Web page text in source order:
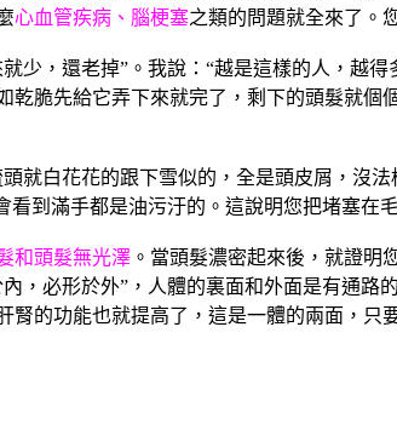
心血管疾病、腦梗塞之類的問題就全來了。
少，還老掉”。我說：“越是這樣的人，越
乾脆先給它弄下來就完了，剩下的頭髮就
就白花花的跟下雪似的，全是頭皮屑，沒
看到滿手都是油污汙的。這說明您把堵塞
和頭髮無光澤 。當頭髮濃密起來後，就證明
，必形於外”，人體的裏面和外面是有通
腎的功能也就提高了，這是一體的兩面，只